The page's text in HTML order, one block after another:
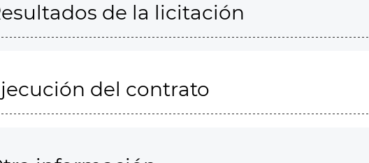
de la licitación
del contrato